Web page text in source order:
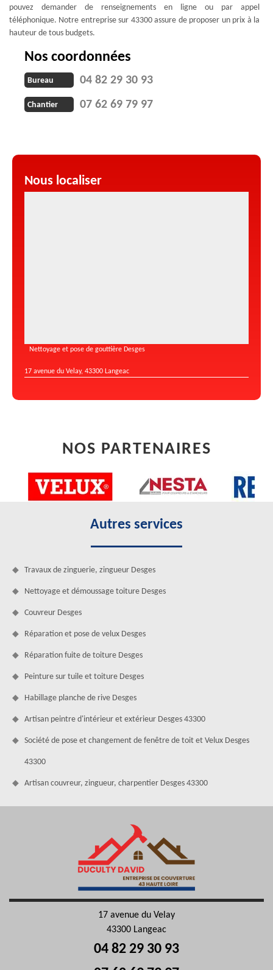
pouvez demander de renseignements en ligne ou par appel
téléphonique. Notre entreprise sur 43300 assure de proposer un prix à la
hauteur de tous budgets.
Nos coordonnées
Bureau 04 82 29 30 93
Chantier 07 62 69 79 97
Nous localiser
Nettoyage et pose de gouttière Desges
17 avenue du Velay, 43300 Langeac
NOS PARTENAIRES
Autres services
Travaux de zinguerie, zingueur Desges
Nettoyage et démoussage toiture Desges
Couvreur Desges
Réparation et pose de velux Desges
Réparation fuite de toiture Desges
Peinture sur tuile et toiture Desges
Habillage planche de rive Desges
Artisan peintre d'intérieur et extérieur Desges 43300
Société de pose et changement de fenêtre de toit et Velux Desges
43300
Artisan couvreur, zingueur, charpentier Desges 43300
17 avenue du Velay
43300 Langeac
04 82 29 30 93